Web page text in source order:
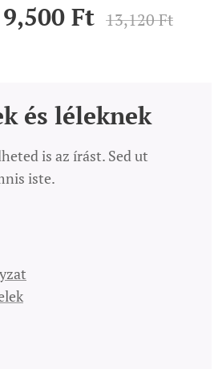
9,500 Ft 13,120Ft
és léleknek
is az írást. Sed ut
iste.